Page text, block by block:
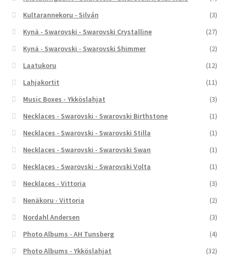
Kultarannekoru - Silván
(3)
Kynä - Swarovski - Swarovski Crystalline
(27)
Kynä - Swarovski - Swarovski Shimmer
(2)
Laatukoru
(12)
Lahjakortit
(11)
Music Boxes - Ykköslahjat
(3)
Necklaces - Swarovski - Swarovski Birthstone
(1)
Necklaces - Swarovski - Swarovski Stilla
(1)
Necklaces - Swarovski - Swarovski Swan
(1)
Necklaces - Swarovski - Swarovski Volta
(1)
Necklaces - Vittoria
(3)
Nenäkoru - Vittoria
(2)
Nordahl Andersen
(3)
Photo Albums - AH Tunsberg
(4)
Photo Albums - Ykköslahjat
(32)